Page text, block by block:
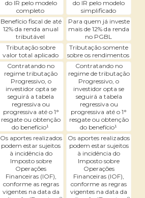
do IR pelo modelo
completo
do IR pelo modelo
simplificado
Benefício fiscal de até
12% da renda anual
tributável
Para quem já investe
mais de 12% da renda
no PGBL
Tributação sobre
valor total aplicado
Tributação somente
sobre os rendimentos
Contratando no
regime tributação
Progressivo, o
investidor opta se
seguirá a tabela
regressiva ou
progressiva até o 1°
resgate ou obtenção
do benefício¹
Contratando no
regime de tributação
Progressivo, o
investidor opta se
seguirá a tabela
regressiva ou
progressiva até o 1°
resgate ou obtenção
do benefício¹
Os aportes realizados
podem estar sujeitos
à incidência do
Imposto sobre
Operações
Financeiras (IOF),
conforme as regras
vigentes na data da
Os aportes realizados
podem estar sujeitos
à incidência do
Imposto sobre
Operações
Financeiras (IOF),
conforme as regras
vigentes na data da